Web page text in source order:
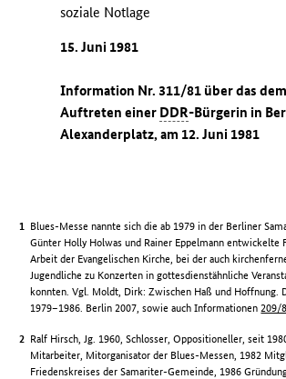
soziale Notlage
15. Juni 1981
Information Nr. 311/81 über das
Auftreten einer DDR-Bürgerin in
Alexanderplatz, am 12. Juni 1981
Blues-Messe nannte sich die ab 1979 in der Berliner
Günter Holly Holwas und Rainer Eppelmann entwickelte
Arbeit der Evangelischen Kirche, bei der auch
Jugendliche zu Konzerten in gottesdienstähnliche
konnten. Vgl. Moldt, Dirk: Zwischen Haß und Hoffnung.
1979–1986. Berlin 2007, sowie auch Informationen209/
Ralf Hirsch, Jg. 1960, Schlosser, Oppositioneller, seit
Mitarbeiter, Mitorganisator der Blues-Messen, 1982
Friedenskreises der Samariter-Gemeinde, 1986